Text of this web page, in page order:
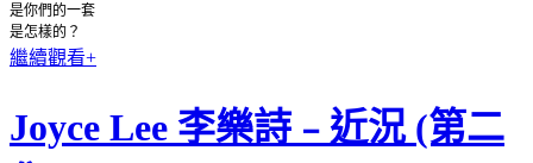
是你們的一套
是怎樣的？
繼續觀看+
Joyce Lee 李樂詩﹣近況 (第二